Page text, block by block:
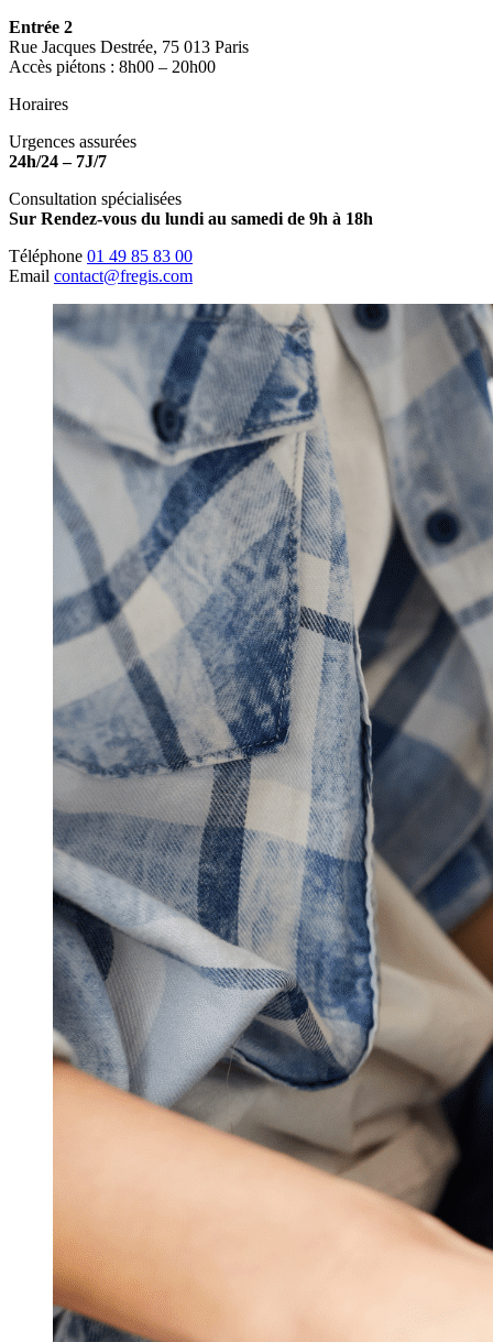
Entrée 2
Rue Jacques Destrée, 75 013 Paris
Accès piétons : 8h00 – 20h00
Horaires
Urgences assurées
24h/24 – 7J/7
Consultation spécialisées
Sur Rendez-vous du lundi au samedi de 9h à 18h
Téléphone 01 49 85 83 00
Email contact@fregis.com